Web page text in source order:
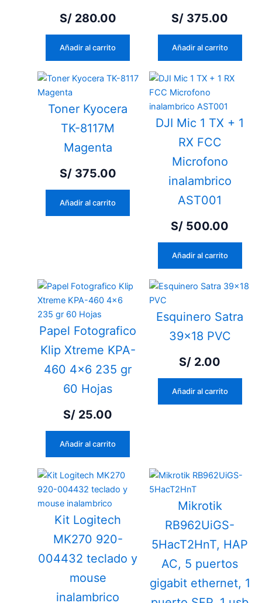
S/280.00
Añadir al carrito
S/ 375.00
Añadir al carrito
Toner Kyocera
TK-8117M
Magenta
S/375.00
Añadir al carrito
DJI Mic 1 TX + 1
RX FCC
Microfono
inalambrico
AST001
S/ 500.00
Añadir al carrito
Papel Fotografico
Klip Xtreme KPA-
460 4×6 235 gr
60 Hojas
S/ 25.00
Añadir al carrito
Esquinero Satra
39×18 PVC
S/ 2.00
Añadir al carrito
Kit Logitech
MK270 920-
004432 teclado y
mouse
inalambrico
Mikrotik
RB962UiGS-
5HacT2HnT, HAP
AC, 5 puertos
gigabit ethernet, 1